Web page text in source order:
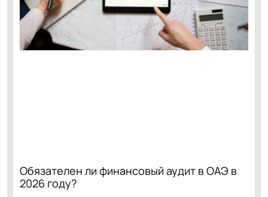
Обязателен ли финансовый аудит в ОАЭ в
2026 году?